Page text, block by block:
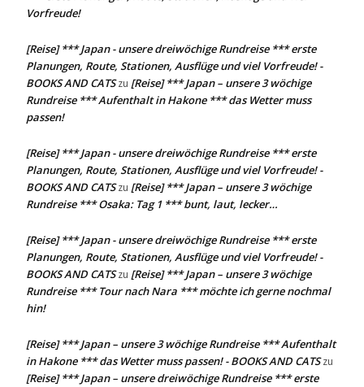
Vorfreude!
[Reise] *** Japan - unsere dreiwöchige Rundreise *** erste
Planungen, Route, Stationen, Ausflüge und viel Vorfreude! -
BOOKS AND CATSzu [Reise] *** Japan – unsere 3 wöchige
Rundreise *** Aufenthalt in Hakone *** das Wetter muss
passen!
[Reise] *** Japan - unsere dreiwöchige Rundreise *** erste
Planungen, Route, Stationen, Ausflüge und viel Vorfreude! -
BOOKS AND CATSzu [Reise] *** Japan – unsere 3 wöchige
Rundreise *** Osaka: Tag 1 *** bunt, laut, lecker…
[Reise] *** Japan - unsere dreiwöchige Rundreise *** erste
Planungen, Route, Stationen, Ausflüge und viel Vorfreude! -
BOOKS AND CATSzu [Reise] *** Japan – unsere 3 wöchige
Rundreise *** Tour nach Nara *** möchte ich gerne nochmal
hin!
[Reise] *** Japan – unsere 3 wöchige Rundreise *** Aufenthalt
in Hakone *** das Wetter muss passen! - BOOKS AND CATSzu
[Reise] *** Japan – unsere dreiwöchige Rundreise *** erste